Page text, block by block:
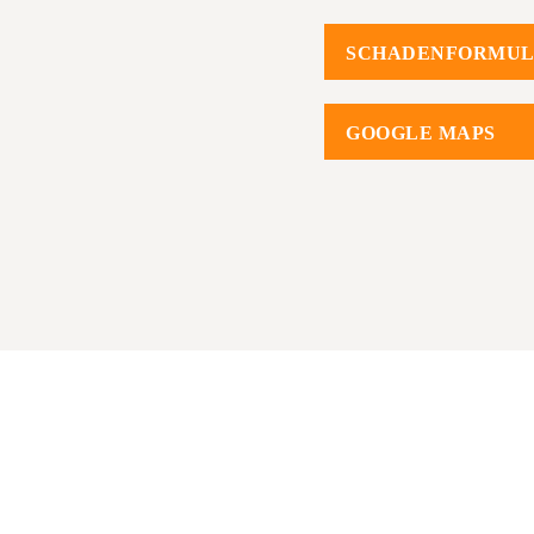
GOOGLE MAPS